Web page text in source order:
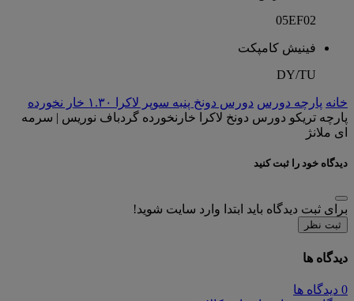
05EF02
فینیش کامپکت
DY/TU
خانه پارچه دورس دورس دونخ پنبه سوپر لاکرا ۱.۳۰ خار نخورده
پارچه تریکو دورس دونخ لاکرا خارنخورده گردباف نوریس | سرمه
ای ملانژ
دیدگاه خود را ثبت کنید
برای ثبت دیدگاه باید ابتدا وارد سایت شوید!
ثبت نظر
دیدگاه ها
0 دیدگاه ها